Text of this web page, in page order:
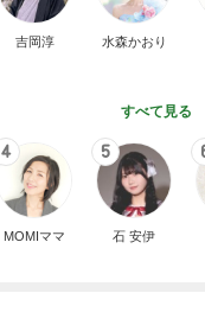
吉岡淳 水森かおり
すべて見る
4
MOMIママ
5
石 安伊